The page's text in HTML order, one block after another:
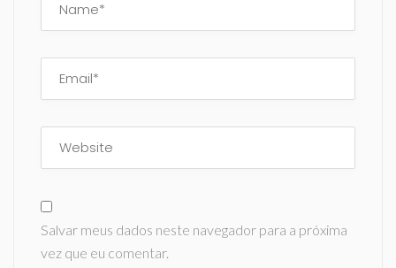
Salvar meus dados neste navegador para a próxima
vez que eu comentar.